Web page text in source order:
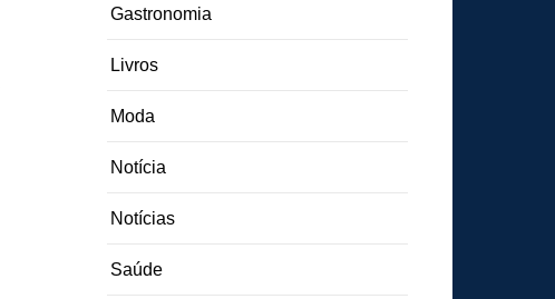
Gastronomia
Livros
Moda
Notícia
Notícias
Saúde